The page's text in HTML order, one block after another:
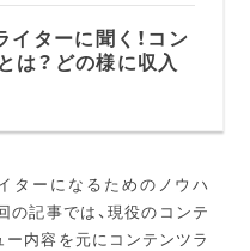
イターに聞く！コン
は？どの様に収入
ターになるためのノウハ
の記事では、現役のコンテ
内容を元にコンテンツラ